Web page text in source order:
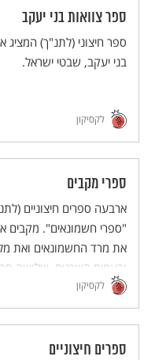
ספר צוואות בני יעקב
בני יעקב, שבטי ישראל.
לקסיקון
ספרי מקבים
ארבעה ספרים חיצוניים
"ספרי חשמונאים". מקבים
את מרד החשמונאים ואת
ובעמים השכנים. שלושה
ביוונית; רק מקבים א נכתב
לידינו בתרגום ליוונית.
לקסיקון
ספרים חיצוניים